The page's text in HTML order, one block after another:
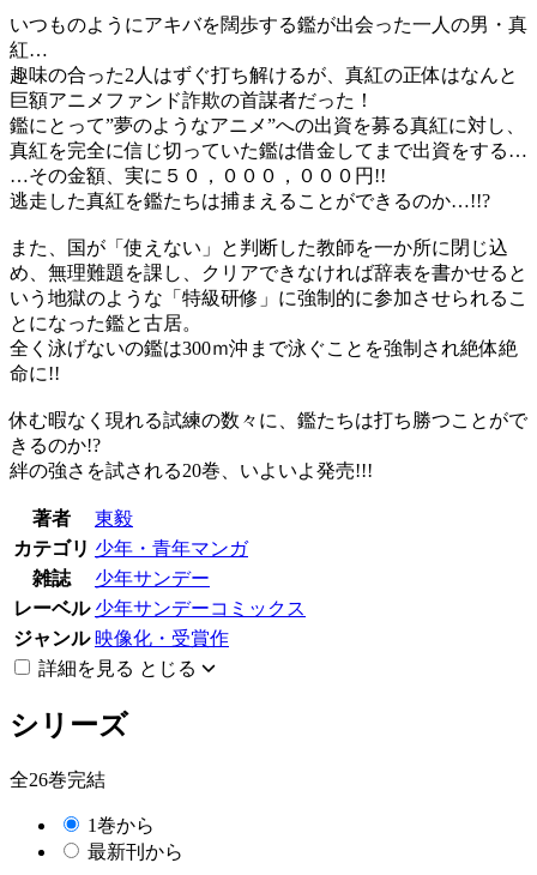
いつものようにアキバを闊歩する鑑が出会った一人の男・真
紅…
趣味の合った2人はずぐ打ち解けるが、真紅の正体はなんと
巨額アニメファンド詐欺の首謀者だった！
鑑にとって”夢のようなアニメ”への出資を募る真紅に対し、
真紅を完全に信じ切っていた鑑は借金してまで出資をする…
…その金額、実に５０，０００，０００円!!
逃走した真紅を鑑たちは捕まえることができるのか…!!?
また、国が「使えない」と判断した教師を一か所に閉じ込
め、無理難題を課し、クリアできなければ辞表を書かせると
いう地獄のような「特級研修」に強制的に参加させられるこ
とになった鑑と古居。
全く泳げないの鑑は300ｍ沖まで泳ぐことを強制され絶体絶
命に!!
休む暇なく現れる試練の数々に、鑑たちは打ち勝つことがで
きるのか!?
絆の強さを試される20巻、いよいよ発売!!!
著者
東毅
カテゴリ 少年・青年マンガ
雑誌
少年サンデー
レーベル 少年サンデーコミックス
ジャンル 映像化・受賞作
詳細を見る とじる
シリーズ
全26巻完結
1巻から
最新刊から